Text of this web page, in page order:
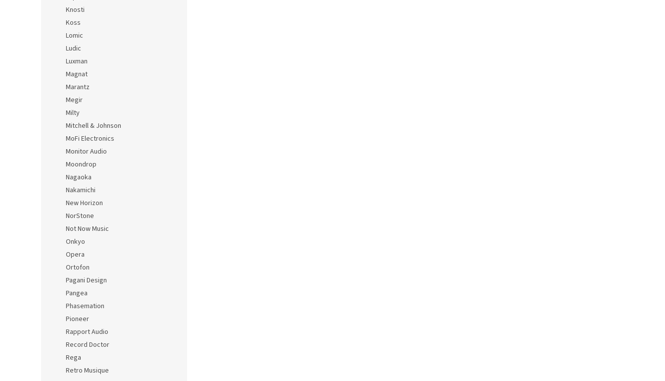
Knosti
Koss
Lomic
Ludic
Luxman
Magnat
Marantz
Megir
Milty
Mitchell & Johnson
MoFi Electronics
Monitor Audio
Moondrop
Nagaoka
Nakamichi
New Horizon
NorStone
Not Now Music
Onkyo
Opera
Ortofon
Pagani Design
Pangea
Phasemation
Pioneer
Rapport Audio
Record Doctor
Rega
Retro Musique